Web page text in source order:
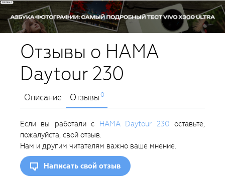
Отзывы о HAMA
Daytour 230
Описание Отзывы0
Если вы работали с HAMA Daytour 230 оставьте,
пожалуйста, свой отзыв.
Нам и другим читателям важно ваше мнение.
Написать свой отзыв